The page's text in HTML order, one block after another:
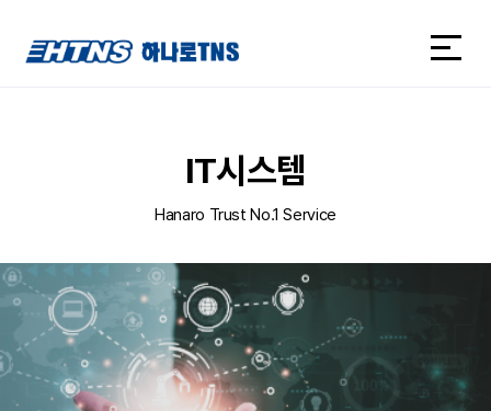
하나로TNS
IT시스템
Hanaro Trust No.1 Service